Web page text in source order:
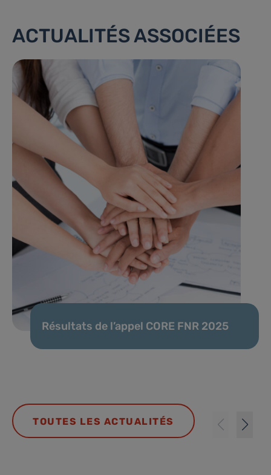
ACTUALITÉS ASSOCIÉES
Résultats de l’appel CORE FNR 2025
TOUTES LES ACTUALITÉS